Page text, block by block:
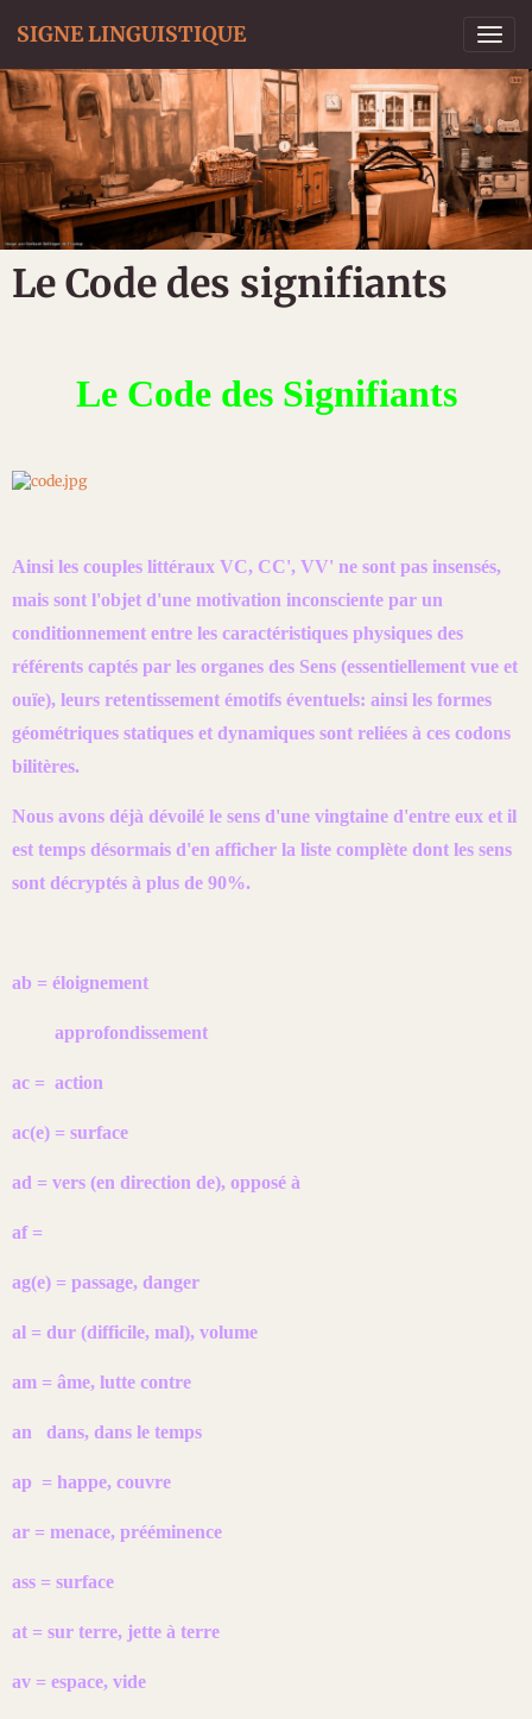
SIGNE LINGUISTIQUE
Le Code des signifiants
Le Code des Signifiants
Ainsi les couples littéraux VC, CC', VV' ne sont pas insensés,
mais sont l'objet d'une motivation inconsciente par un
conditionnement entre les caractéristiques physiques des
référents captés par les organes des Sens (essentiellement vue et
ouïe), leurs retentissement émotifs éventuels: ainsi les formes
géométriques statiques et dynamiques sont reliées à ces codons
bilitères.
Nous avons déjà dévoilé le sens d'une vingtaine d'entre eux et il
est temps désormais d'en afficher la liste complète dont les sens
sont décryptés à plus de 90%.
ab = éloignement
approfondissement
ac = action
ac(e) = surface
ad = vers (en direction de), opposé à
af =
ag(e) = passage, danger
al = dur (difficile, mal), volume
am = âme, lutte contre
an dans, dans le temps
ap = happe, couvre
ar = menace, prééminence
ass = surface
at = sur terre, jette à terre
av = espace, vide